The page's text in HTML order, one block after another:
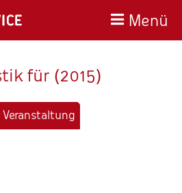
Menü
für (2015)
Veranstaltung